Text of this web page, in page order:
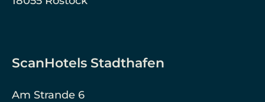
ScanHotels Stadthafen
Am Strande 6